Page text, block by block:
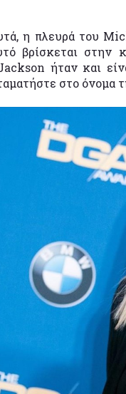
η πλευρά του
βρίσκεται στην
ήταν και
στο όνομα